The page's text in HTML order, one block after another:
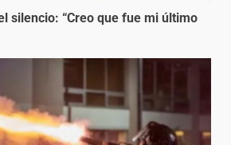
silencio: “Creo que fue mi último